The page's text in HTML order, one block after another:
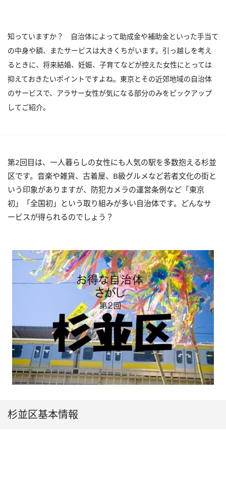
知っていますか？ 自治体によって助成金や補助金といった手当て
の中身や額、またサービスは大きくちがいます。引っ越しを考え
るときに、将来結婚、妊娠、子育てなどが控えた女性にとっては
抑えておきたいポイントですよね。東京とその近郊地域の自治体
のサービスで、アラサー女性が気になる部分のみをピックアップ
してご紹介。
第2回目は、一人暮らしの女性にも人気の駅を多数抱える杉並
区です。音楽や雑貨、古着屋、B級グルメなど若者文化の街と
いう印象がありますが、防犯カメラの運営条例など「東京
初」「全国初」という取り組みが多い自治体です。どんなサ
ービスが得られるのでしょう？
杉並区基本情報